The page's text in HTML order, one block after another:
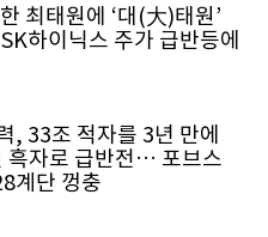
최태원에 ‘대(大)태원’
하이닉스 주가 급반등에
, 33조 적자를 3년 만에
흑자로 급반전… 포브스
계단 껑충